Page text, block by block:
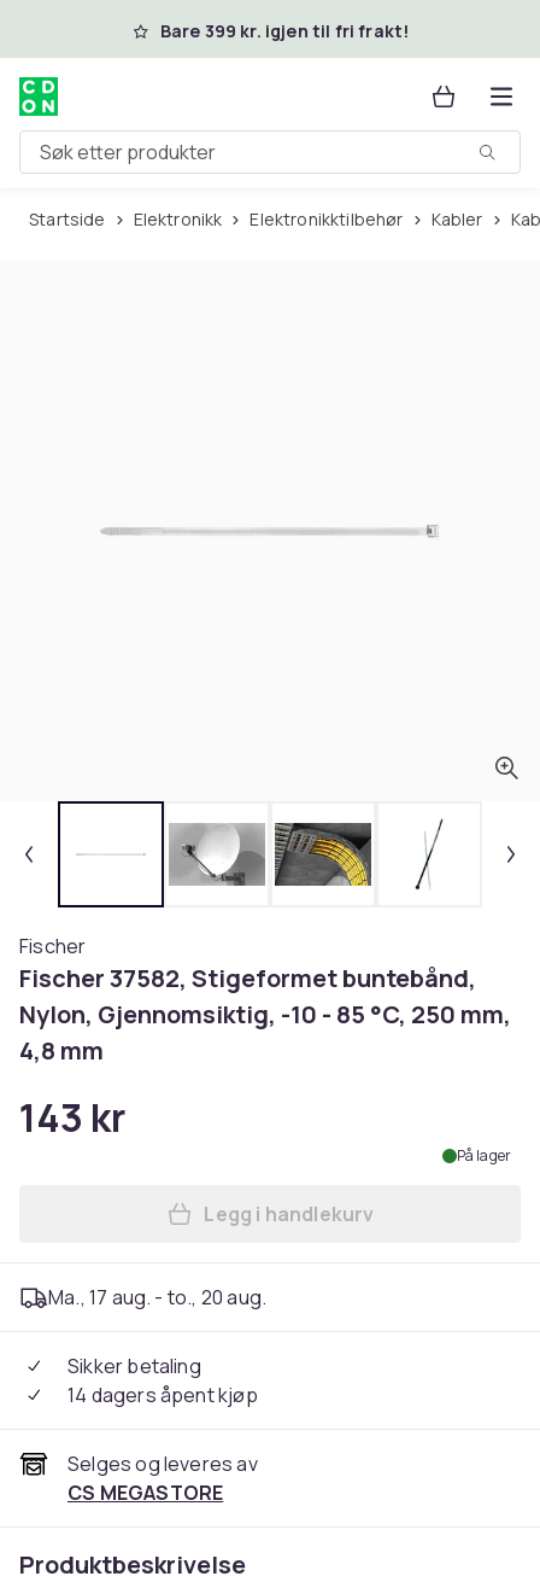
Hopp til hovedinnholdBare 399 kr. igjen til fri frakt!
Søk etter produkter
Startside Elektronikk Elektronikktilbehør Kabler
Fischer
Fischer 37582, Stigeformet buntebånd,
Nylon, Gjennomsiktig, -10 - 85 °C, 250 mm,
4,8 mm
143 kr
På lager
Legg Fischer 37582,
Legg i handlekurv
Ma., 17 aug. - to., 20 aug.
Sikker betaling
14 dagers åpent kjøp
Selges og leveres av
CS MEGASTORE
Produktbeskrivelse